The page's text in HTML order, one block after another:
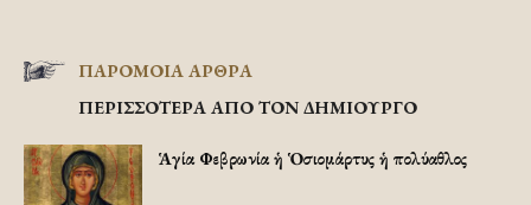
ΠΑΡΟΜΟΙΑ ΑΡΘΡΑ
ΠΕΡΙΣΣΟΤΕΡΑ ΑΠΟ ΤΟΝ ΔΗΜΙΟΥΡΓΟ
Ἡ Ἁγία Φεβρωνία ἡ Ὁσιομάρτυς ἡ πολύαθλος